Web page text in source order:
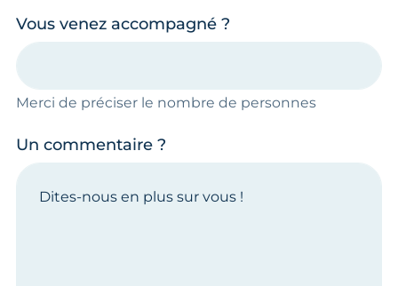
Vous venez accompagné ?
Merci de préciser le nombre de personnes
Un commentaire ?